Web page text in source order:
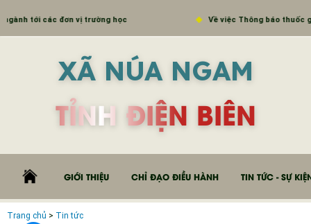
đơn vị trường học Về việc Thông báo thuốc giả
XÃ NÚA NGAM
TỈNH ĐIỆN BIÊN
GIỚI THIỆU CHỈ ĐẠO ĐIỀU HÀNH TIN TỨC - SỰ
Trang chủ > Tin tức